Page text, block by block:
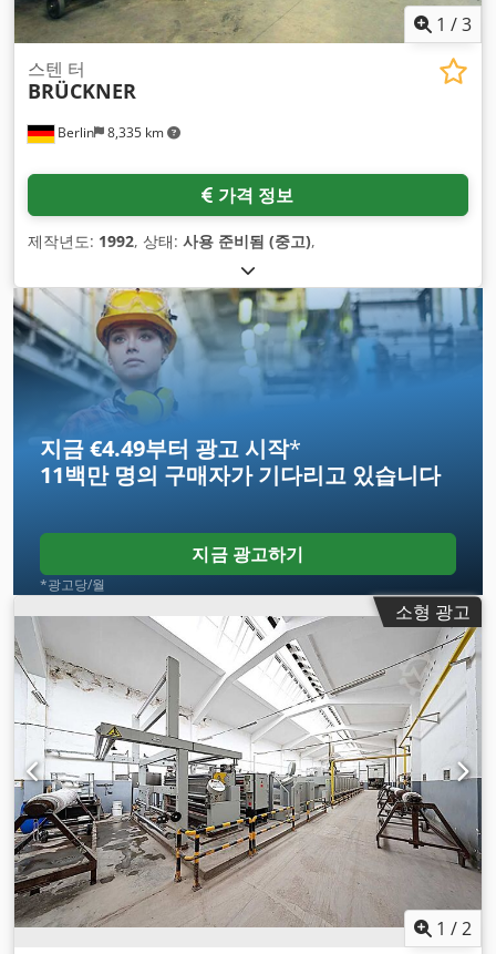
1 /3
Berlin 8,335 km
스텐 터
BRÜCKNER
가격 정보
제작년도: 1992, 상태: 사용 준비됨 (중고),
지금 €4.49부터 광고 시작*
11백만 명의 구매자가 기다리고 있습니다
지금 광고하기
*광고당/월
소형 광고
1 /2